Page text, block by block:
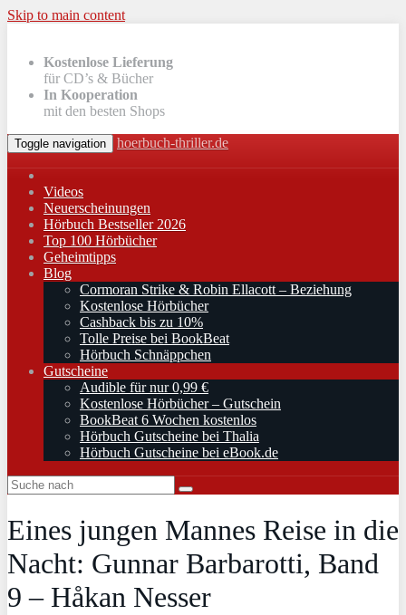
Skip to main content
Kostenlose Lieferung
für CD’s & Bücher
In Kooperation
mit den besten Shops
Toggle navigation hoerbuch-thriller.de
Videos
Neuerscheinungen
Hörbuch Bestseller 2026
Top 100 Hörbücher
Geheimtipps
Blog
Cormoran Strike & Robin Ellacott – Beziehung
Kostenlose Hörbücher
Cashback bis zu 10%
Tolle Preise bei BookBeat
Hörbuch Schnäppchen
Gutscheine
Audible für nur 0,99 €
Kostenlose Hörbücher – Gutschein
BookBeat 6 Wochen kostenlos
Hörbuch Gutscheine bei Thalia
Hörbuch Gutscheine bei eBook.de
Eines jungen Mannes Reise in die
Nacht: Gunnar Barbarotti, Band
9 – Håkan Nesser